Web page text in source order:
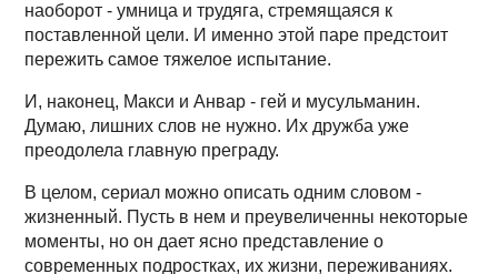
наоборот - умница и трудяга, стремящаяся к
поставленной цели. И именно этой паре предстоит
пережить самое тяжелое испытание.
И, наконец, Макси и Анвар - гей и мусульманин.
Думаю, лишних слов не нужно. Их дружба уже
преодолела главную преграду.
В целом, сериал можно описать одним словом -
жизненный. Пусть в нем и преувеличенны некоторые
моменты, но он дает ясно представление о
современных подростках, их жизни, переживаниях.